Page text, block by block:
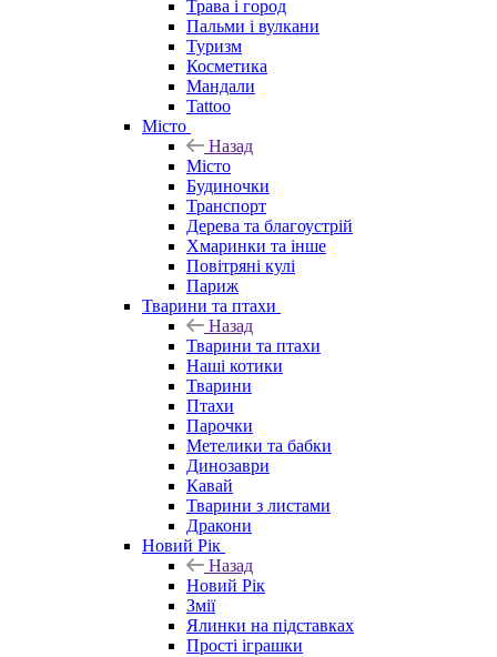
Трава і город
Пальми і вулкани
Туризм
Косметика
Мандали
Tattoo
Місто
Назад
Місто
Будиночки
Транспорт
Дерева та благоустрій
Хмаринки та інше
Повітряні кулі
Париж
Тварини та птахи
Назад
Тварини та птахи
Наші котики
Тварини
Птахи
Парочки
Метелики та бабки
Динозаври
Кавай
Тварини з листами
Дракони
Новий Рік
Назад
Новий Рік
Змії
Ялинки на підставках
Прості іграшки